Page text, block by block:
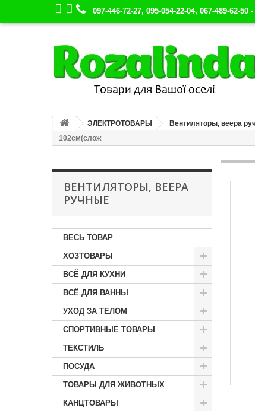
097-446-72-27, 095-054-22-04, 067-489-62-50
ЭЛЕКТРОТОВАРЫ Вентиляторы, веера
102см(слож
ВЕНТИЛЯТОРЫ, ВЕЕРА
РУЧНЫЕ
ВЕСЬ ТОВАР
ХОЗТОВАРЫ
ВСЁ ДЛЯ КУХНИ
ВСЁ ДЛЯ ВАННЫ
УХОД ЗА ТЕЛОМ
СПОРТИВНЫЕ ТОВАРЫ
ТЕКСТИЛЬ
ПОСУДА
ТОВАРЫ ДЛЯ ЖИВОТНЫХ
КАНЦТОВАРЫ